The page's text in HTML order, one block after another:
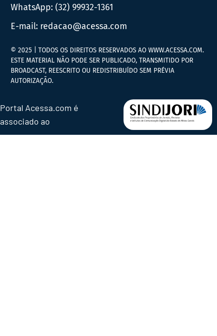
WhatsApp:(32) 99932-1361
E-mail: redacao@acessa.com
© 2025 | TODOS OS DIREITOS RESERVADOS AO WWW.ACESSA.COM.
ESTE MATERIAL NÃO PODE SER PUBLICADO, TRANSMITIDO POR
BROADCAST, REESCRITO OU REDISTRIBUÍDO SEM PRÉVIA
AUTORIZAÇÃO.
Portal Acessa.com é
associado ao